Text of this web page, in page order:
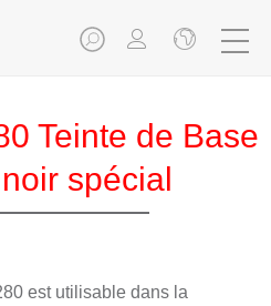
Teinte de Base
spécial
est utilisable dans la